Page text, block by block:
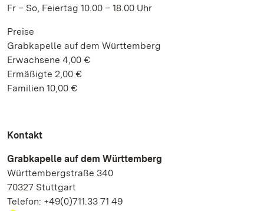
Fr – So, Feiertag 10.00 – 18.00 Uhr
Preise
Grabkapelle auf dem Württemberg
Erwachsene 4,00 €
Ermäßigte 2,00 €
Familien 10,00 €
Kontakt
Grabkapelle auf dem Württemberg
Württembergstraße 340
70327 Stuttgart
Telefon: +49(0)711.33 71 49